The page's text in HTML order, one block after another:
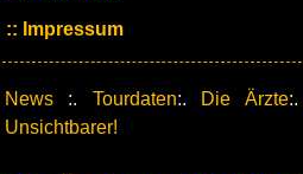
Impressum
News :. Tourdaten:. Die Ärzte:.
Unsichtbarer!